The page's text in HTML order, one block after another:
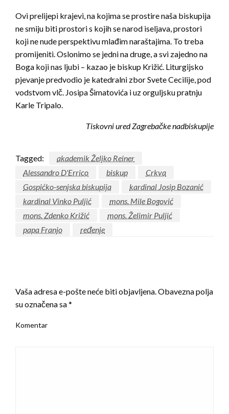
Ovi prelijepi krajevi, na kojima se prostire naša biskupija
ne smiju biti prostori s kojih se narod iseljava, prostori
koji ne nude perspektivu mlađim naraštajima. To treba
promijeniti. Oslonimo se jedni na druge, a svi zajedno na
Boga koji nas ljubi – kazao je biskup Križić. Liturgijsko
pjevanje predvodio je katedralni zbor Svete Cecilije, pod
vodstvom vlč. Josipa Šimatovića i uz orguljsku pratnju
Karle Tripalo.
Tiskovni ured Zagrebačke nadbiskupije
Tagged:
akademik Željko Reiner
Alessandro D'Errico
biskup
Crkva
Gospićko-senjska biskupija
kardinal Josip Bozanić
kardinal Vinko Puljić
mons. Mile Bogović
mons. Zdenko Križić
mons. Želimir Puljić
papa Franjo
ređenje
Vaša adresa e-pošte neće biti objavljena.Obavezna polja
su označena sa*
Komentar